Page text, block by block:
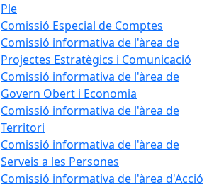
Ple
Comissió Especial de Comptes
Comissió informativa de l'àrea de
Projectes Estratègics i Comunicació
Comissió informativa de l'àrea de
Govern Obert i Economia
Comissió informativa de l'àrea de
Territori
Comissió informativa de l'àrea de
Serveis a les Persones
Comissió informativa de l'àrea d'Acció